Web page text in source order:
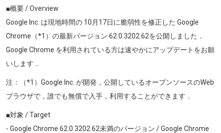
■概要 / Overview
Google Inc. は現地時間の 10月17日に脆弱性を修正した Google
Chrome（*1）の最新バージョン 62.0.3202.62を公開しました．
Google Chrome を利用されている方は速やかにアップデートをお願
いします．
注：（*1）Google Inc. が開発，公開しているオープンソースのWeb
ブラウザで，誰でも無償で入手，利用することができます．
■対象 / Target
- Google Chrome 62.0.3202.62未満のバージョン / Google Chrome